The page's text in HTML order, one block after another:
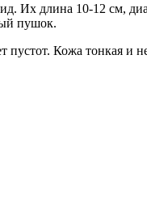
длина 10-12 см,
пушок.
пустот. Кожа тонкая